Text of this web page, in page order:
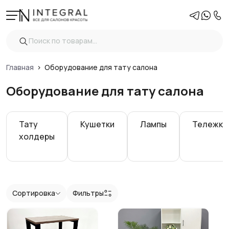
Главная Оборудование для тату салона
Оборудование для тату салона
Тату
холдеры
Кушетки Лампы Тележки
Очистить
Количество секций
Сортировка Фильтры